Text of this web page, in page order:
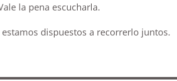
la pena escucharla.
dispuestos a recorrerlo juntos.